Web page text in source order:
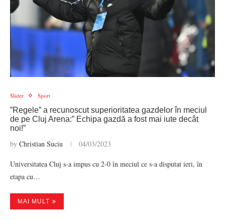
Slider Sport
”Regele” a recunoscut superioritatea gazdelor în meciul
de pe Cluj Arena:” Echipa gazdă a fost mai iute decât
noi!”
by Christian Suciu 04/03/2023
Universitatea Cluj s-a impus cu 2-0 în meciul ce s-a disputat ieri, în
etapa cu…
MAI MULT